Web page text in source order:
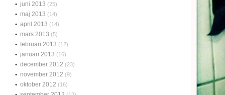
juni 2013 (25)
maj 2013 (14)
april 2013 (14)
mars 2013 (5)
februari 2013 (12)
januari 2013 (16)
december 2012 (23)
november 2012 (9)
oktober 2012 (16)